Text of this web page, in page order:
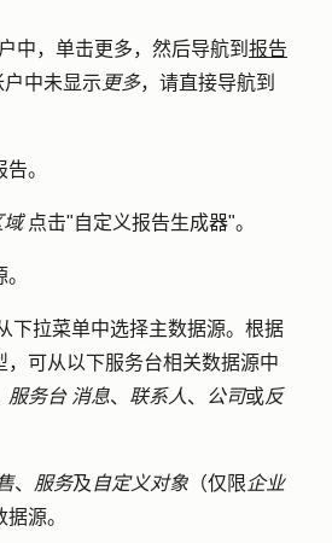
中，单击更多，然后导航到 报告
中未显示 更多，请直接导航到
告。
域 点击"自定义报告生成器"。
。
下拉菜单中选择主数据源。根据
，可从以下服务台相关数据源中
服务台 消息、 联系人、 公司或反
、 服务及 自定义对象 （仅限企业
据源。